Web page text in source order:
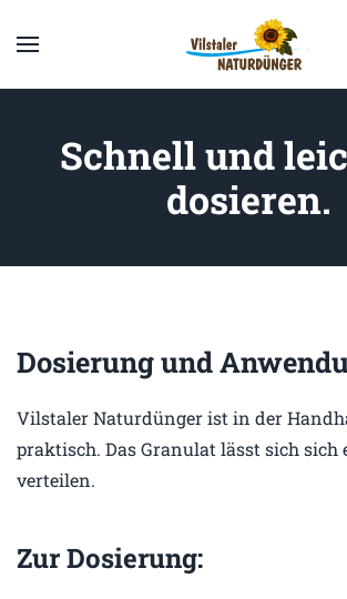
Hauptinhalt
Schnell und
dosieren.
Dosierung und
Vilstaler Naturdünger ist in der
praktisch. Das Granulat lässt sich sich
verteilen.
Zur Dosierung: